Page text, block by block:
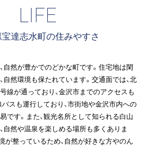
LIFE
達志水町の住みやすさ
自然が豊かでのどかな町です。住宅地は閑
自然環境も保たれています。交通面では、北
線が通っており、金沢市までのアクセスも
バスも運行しており、市街地や金沢市内への
です。また、観光名所として知られる白山
自然や温泉を楽しめる場所も多くありま
が整っているため、自然が好きな方やのん